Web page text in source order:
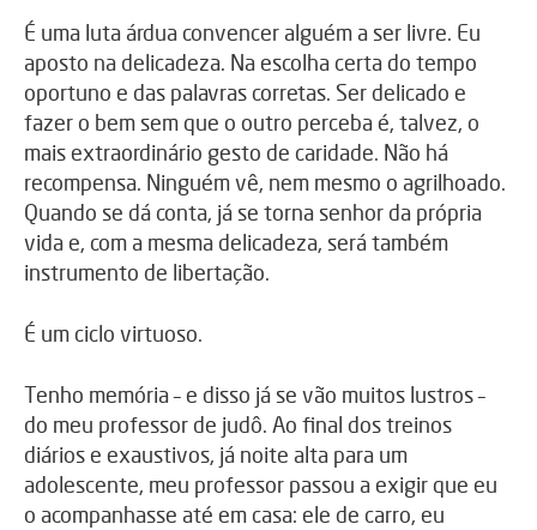
É uma luta árdua convencer alguém a ser livre. Eu
aposto na delicadeza. Na escolha certa do tempo
oportuno e das palavras corretas. Ser delicado e
fazer o bem sem que o outro perceba é, talvez, o
mais extraordinário gesto de caridade. Não há
recompensa. Ninguém vê, nem mesmo o agrilhoado.
Quando se dá conta, já se torna senhor da própria
vida e, com a mesma delicadeza, será também
instrumento de libertação.
É um ciclo virtuoso.
Tenho memória – e disso já se vão muitos lustros –
do meu professor de judô. Ao final dos treinos
diários e exaustivos, já noite alta para um
adolescente, meu professor passou a exigir que eu
o acompanhasse até em casa: ele de carro, eu